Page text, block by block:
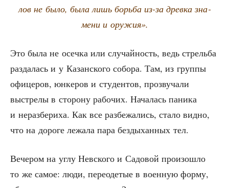
лов не было, была лишь борь­ба из-за древ­ка зна­
ме­ни и оружия».
Это была не осеч­ка или слу­чай­ность, ведь стрель­ба
раз­да­лась и у Казан­ско­го собо­ра. Там, из груп­пы
офи­це­ров, юнке­ров и сту­ден­тов, про­зву­ча­ли
выстре­лы в сто­ро­ну рабо­чих. Нача­лась пани­ка
и нераз­бе­ри­ха. Как все раз­бе­жа­лись, ста­ло вид­но,
что на доро­ге лежа­ла пара без­ды­хан­ных тел.
Вече­ром на углу Нев­ско­го и Садо­вой про­изо­шло
то же самое: люди, пере­оде­тые в воен­ную фор­му,